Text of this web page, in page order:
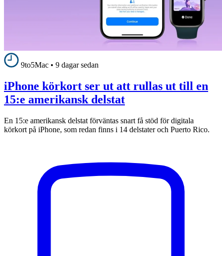
9to5Mac • 9 dagar sedan
iPhone körkort ser ut att rullas ut till en
15:e amerikansk delstat
En 15:e amerikansk delstat förväntas snart få stöd för digitala
körkort på iPhone, som redan finns i 14 delstater och Puerto Rico.